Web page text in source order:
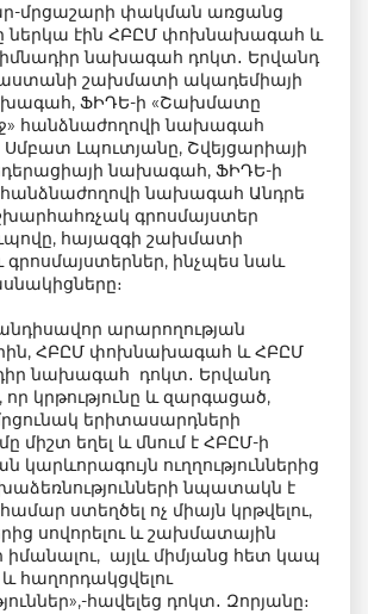
մրցաշարի փակման առցանց
ներկա էին ՀԲԸՄ փոխնախագահ և
նախագահ դոկտ․ Երվանդ
շախմատի ակադեմիայի
ՖԻԴԵ-ի «Շախմատը
հանձնաժողովի նախագահ
Լպուտյանը, Շվեյցարիայի
նախագահ, ՖԻԴԵ-ի
նախագահ Անդրե
գրոսմայստեր
հայազգի շախմատի
գրոսմայստերներ, ինչպես նաև
արարողության
ՀԲԸՄ փոխնախագահ և ՀԲԸՄ
նախագահ դոկտ․ Երվանդ
որ կրթությունը և զարգացած,
երիտասարդների
միշտ եղել և մնում է ՀԲԸՄ-ի
կարևորագույն ուղղություններից
նպատակն է
ստեղծել ոչ միայն կրթվելու,
սովորելու և շախմատային
իմանալու, այլև միմյանց հետ կապ
հաղորդակցվելու
հավելեց դոկտ․ Զորյանը։